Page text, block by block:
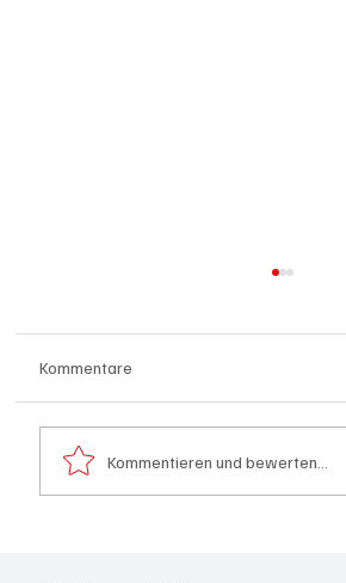
Kommentare
Kommentieren und bewerten...